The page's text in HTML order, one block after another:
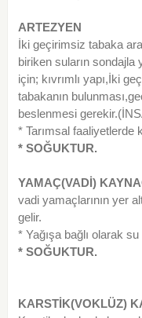
ARTEZYEN
İki geçirimsiz tabaka
biriken suların sondajla
için; kıvrımlı yapı,İki
tabakanın
beslenmesi
* Tarımsal faaliyetlerde
* SOĞUKTUR.
YAMAÇ(VADİ)
vadi yamaçlarının yer
gelir.
* Yağışa bağlı olarak
* SOĞUKTUR.
KARSTİK(VOKLÜZ)